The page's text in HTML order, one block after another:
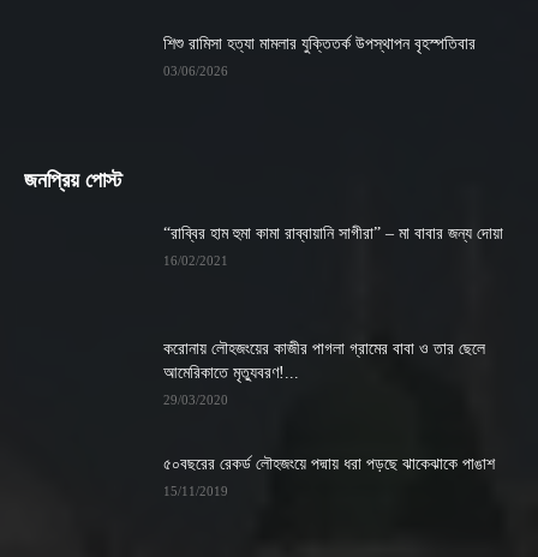
শিশু রামিসা হত্যা মামলার যুক্তিতর্ক উপস্থাপন বৃহস্পতিবার
03/06/2026
জনপ্রিয় পোস্ট
“রাব্বির হাম হুমা কামা রাব্বায়ানি সাগীরা” – মা বাবার জন্য দোয়া
16/02/2021
করোনায় লৌহজংয়ের কাজীর পাগলা গ্রামের বাবা ও তার ছেলে
আমেরিকাতে মৃত্যুবরণ!...
29/03/2020
৫০বছরের রেকর্ড লৌহজংয়ে পদ্মায় ধরা পড়ছে ঝাকেঝাকে পাঙাশ
15/11/2019